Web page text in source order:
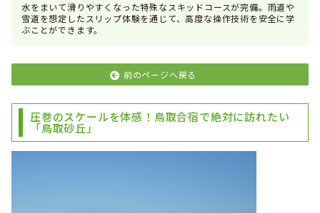
水をまいて滑りやすくなった特殊なスキッドコースが完備。雨道や
雪道を想定したスリップ体験を通じて、高度な操作技術を安全に学
ぶことができます。
前のページへ戻る
圧巻のスケールを体感！鳥取合宿で絶対に訪れたい
「鳥取砂丘」